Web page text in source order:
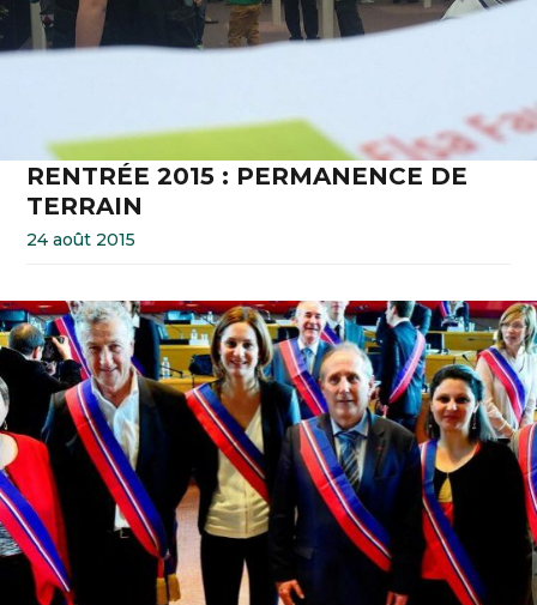
RENTRÉE 2015 : PERMANENCE DE
TERRAIN
24 août 2015